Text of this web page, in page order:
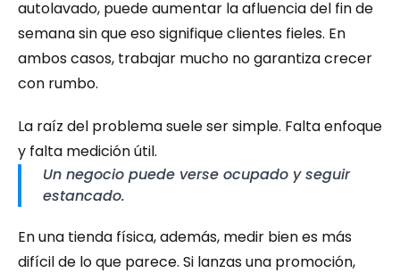
autolavado, puede aumentar la afluencia del fin de
semana sin que eso signifique clientes fieles. En
ambos casos, trabajar mucho no garantiza crecer
con rumbo.
La raíz del problema suele ser simple. Falta enfoque
y falta medición útil.
Un negocio puede verse ocupado y seguir
estancado.
En una tienda física, además, medir bien es más
difícil de lo que parece. Si lanzas una promoción,